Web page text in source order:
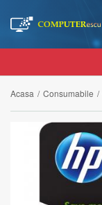
Acasa / Consumabile /